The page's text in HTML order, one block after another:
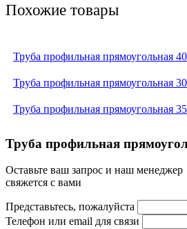
Похожие товары
Труба профильная прямоугольная
Труба профильная прямоугольная
Труба профильная прямоугольная
Труба профильная
Оставьте ваш запрос и наш менеджер
свяжется с вами
Представьтесь, пожалуйста
Телефон или email для связи